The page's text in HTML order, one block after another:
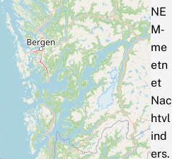
NE
M‑
me
etn
et
Nac
htvl
ind
ers.